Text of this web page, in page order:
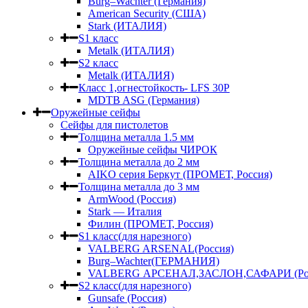
American Security (США)
Stark (ИТАЛИЯ)
S1 класс
Metalk (ИТАЛИЯ)
S2 класс
Metalk (ИТАЛИЯ)
Класс 1,огнестойкость- LFS 30P
MDTB ASG (Германия)
Оружейные сейфы
Сейфы для пистолетов
Толщина металла 1.5 мм
Оружейные сейфы ЧИРОК
Толщина металла до 2 мм
AIKO серия Беркут (ПРОМЕТ, Россия)
Толщина металла до 3 мм
ArmWood (Россия)
Stark — Италия
Филин (ПРОМЕТ, Россия)
S1 класс(для нарезного)
VALBERG ARSENAL(Россия)
Burg–Wachter(ГЕРМАНИЯ)
VALBERG АРСЕНАЛ,ЗАСЛОН,САФАРИ
S2 класс(для нарезного)
Gunsafe (Россия)